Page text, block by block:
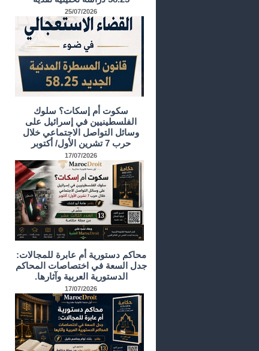
25/07/2026
سكوت أم إسكات؟ سلوك
الفلسطينيين في إسرائيل على
وسائل التواصل الاجتماعي خلال
حرب 7 تشرين الأول/ أكتوبر
17/07/2026
محاكم دستورية أم عابرة للمجالات:
جدل السعة في اختصاصات المحاكم
الدستورية العربية وآثارها.
17/07/2026